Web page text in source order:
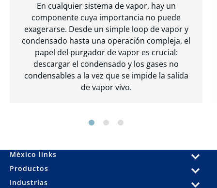
En cualquier sistema de vapor, hay un
componente cuya importancia no puede
exagerarse. Desde un simple loop de vapor y
condensado hasta una operación compleja, el
papel del purgador de vapor es crucial:
descargar el condensado y los gases no
condensables a la vez que se impide la salida
de vapor vivo.
México links
Productos
Industrias